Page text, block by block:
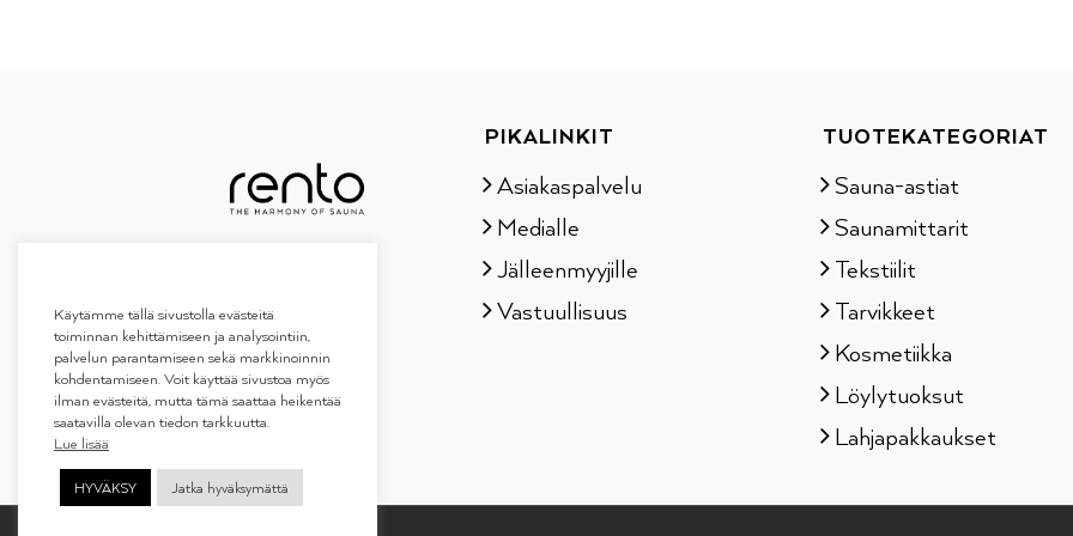
PIKALINKIT
Asiakaspalvelu
Medialle
Jälleenmyyjille
Vastuullisuus
TUOTEKATEGORIAT
Sauna-astiat
Saunamittarit
Tekstiilit
Tarvikkeet
Kosmetiikka
Löylytuoksut
Lahjapakkaukset
Käytämme tällä sivustolla evästeitä
toiminnan kehittämiseen ja analysointiin,
palvelun parantamiseen sekä markkinoinnin
kohdentamiseen. Voit käyttää sivustoa myös
ilman evästeitä, mutta tämä saattaa heikentää
saatavilla olevan tiedon tarkkuutta.
Lue lisää
HYVÄKSY Jatka hyväksymättä